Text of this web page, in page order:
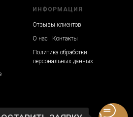
ИНФОРМАЦИЯ
Отзывы клиентов
О нас | Контакты
Политика обработки
персональных данных